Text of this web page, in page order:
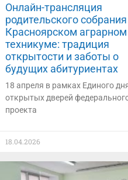
Онлайн-трансляция
родительского
Красноярском аграрном
техникуме: традиция
открытости и заботы о
будущих абитуриентах
18 апреля в рамках Единого
открытых дверей
проекта
18.04.2026